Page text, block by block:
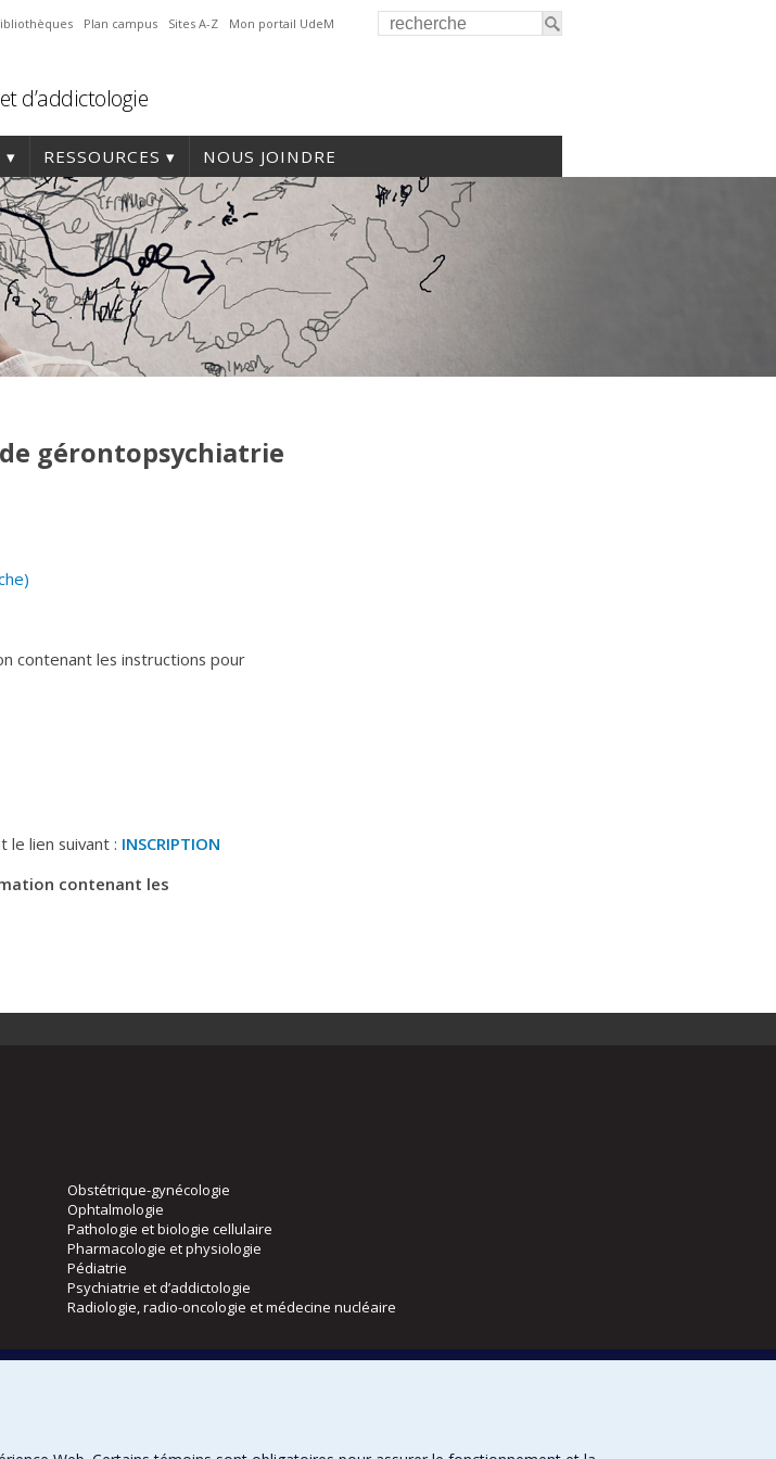
Plan campus Sites A-Z Mon portail UdeM
d’addictologie
RESSOURCES NOUS JOINDRE
gérontopsychiatrie
contenant les instructions pour
le lien suivant : INSCRIPTION
contenant les
Obstétrique-gynécologie
Ophtalmologie
Pathologie et biologie cellulaire
Pharmacologie et physiologie
Pédiatrie
Psychiatrie et d’addictologie
Radiologie, radio-oncologie et médecine nucléaire